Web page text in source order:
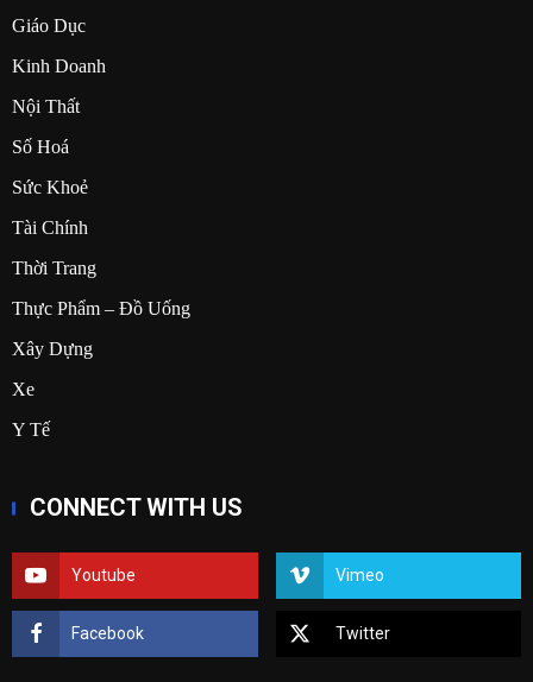
Giáo Dục
Kinh Doanh
Nội Thất
Số Hoá
Sức Khoẻ
Tài Chính
Thời Trang
Thực Phẩm – Đồ Uống
Xây Dựng
Xe
Y Tế
CONNECT WITH US
Youtube Vimeo
Facebook Twitter